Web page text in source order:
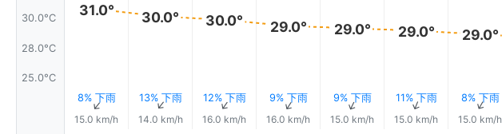
30.0°C
28.0°C
25.0°C
31.0°
8% 下雨
↑
15.0 km/h
30.0°
13% 下雨
↑
14.0 km/h
30.0°
12% 下雨
↑
16.0 km/h
29.0°
9% 下雨
↑
16.0 km/h
29.0°
9% 下雨
↑
15.0 km/h
29.0°
11% 下雨
↑
15.0 km/h
29.0°
8% 下雨
↑
15.0 km/h